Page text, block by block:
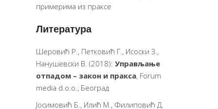
примерима из праксе
Литература
Шеровић Р., Петковић Г., Исоски З.,
Нанушевски В. (2018): Управљање
отпадом – закон и пракса, Forum
media d.o.o., Београд
Јосимовић Б., Илић М., Филиповић Д.